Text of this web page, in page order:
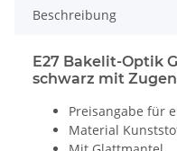
Beschreibung
E27 Bakelit-Optik
schwarz mit
Preisangabe für
Material